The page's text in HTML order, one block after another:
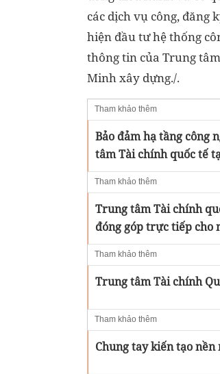
các dịch vụ công, đăng
hiện đầu tư hệ thống
thông tin của Trung
Minh xây dựng./.
Tham khảo thêm
Bảo đảm hạ tầng công
tâm Tài chính quốc tế
Tham khảo thêm
Trung tâm Tài chính
đóng góp trực tiếp cho
Tham khảo thêm
Trung tâm Tài chính
Tham khảo thêm
Chung tay kiến tạo